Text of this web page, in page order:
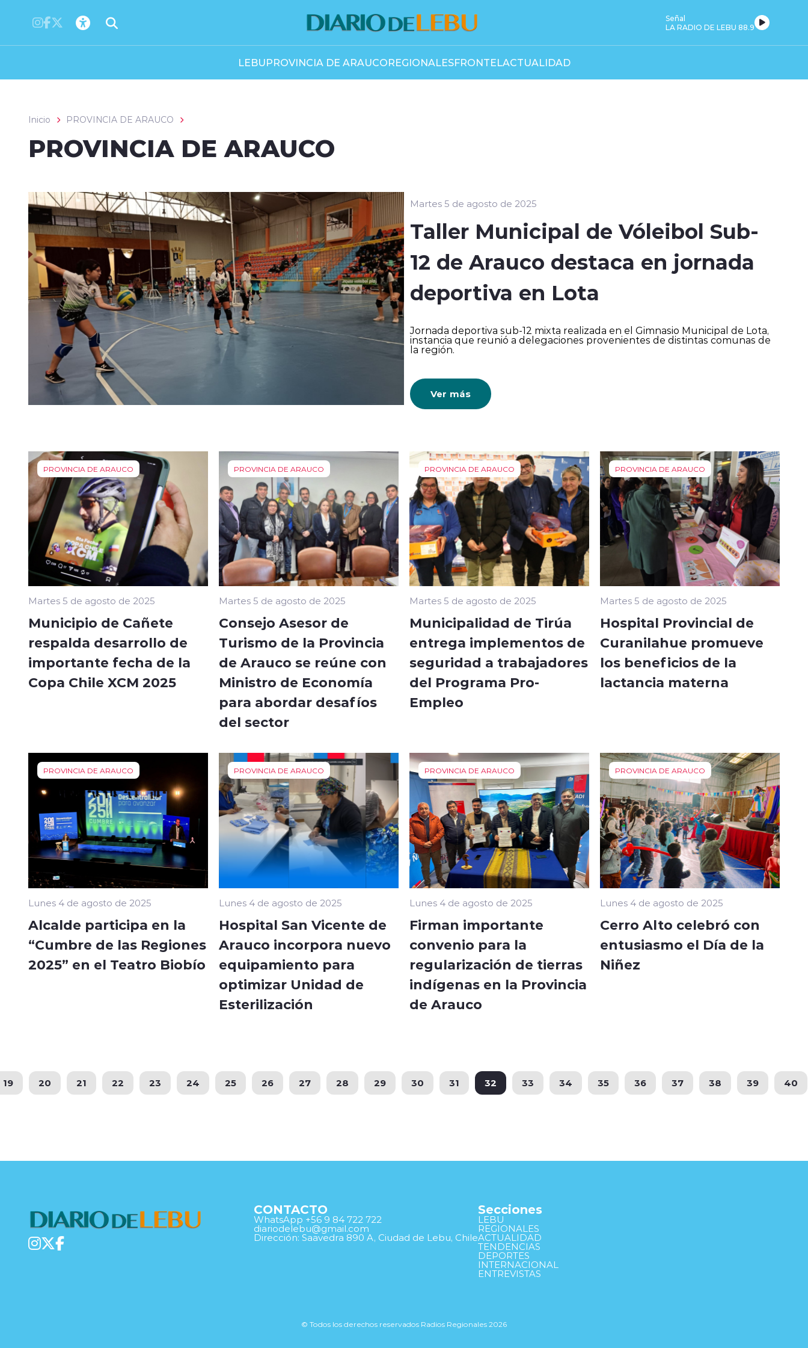
Señal
LA RADIO DE LEBU 88.9
LEBUPROVINCIA DE ARAUCOREGIONALESFRONTELACTUALIDAD
Inicio PROVINCIA DE ARAUCO
PROVINCIA DE ARAUCO
Martes 5 de agosto de 2025
Taller Municipal de Vóleibol Sub-
12 de Arauco destaca en jornada
deportiva en Lota
Jornada deportiva sub-12 mixta realizada en el Gimnasio Municipal de Lota,
instancia que reunió a delegaciones provenientes de distintas comunas de
la región.
Ver más
PROVINCIA DE ARAUCO
Martes 5 de agosto de 2025
Municipio de Cañete
respalda desarrollo de
importante fecha de la
Copa Chile XCM 2025
PROVINCIA DE ARAUCO
Martes 5 de agosto de 2025
Consejo Asesor de
Turismo de la Provincia
de Arauco se reúne con
Ministro de Economía
para abordar desafíos
del sector
PROVINCIA DE ARAUCO
Martes 5 de agosto de 2025
Municipalidad de Tirúa
entrega implementos de
seguridad a trabajadores
del Programa Pro-
Empleo
PROVINCIA DE ARAUCO
Martes 5 de agosto de 2025
Hospital Provincial de
Curanilahue promueve
los beneficios de la
lactancia materna
PROVINCIA DE ARAUCO
Lunes 4 de agosto de 2025
Alcalde participa en la
“Cumbre de las Regiones
2025” en el Teatro Biobío
PROVINCIA DE ARAUCO
Lunes 4 de agosto de 2025
Hospital San Vicente de
Arauco incorpora nuevo
equipamiento para
optimizar Unidad de
Esterilización
PROVINCIA DE ARAUCO
Lunes 4 de agosto de 2025
Firman importante
convenio para la
regularización de tierras
indígenas en la Provincia
de Arauco
PROVINCIA DE ARAUCO
Lunes 4 de agosto de 2025
Cerro Alto celebró con
entusiasmo el Día de la
Niñez
19 20 21 22 23 24 25 26 27 28 29 30 31 32 33 34 35 36 37 38 39 40
CONTACTO
WhatsApp +56 9 84 722 722
diariodelebu@gmail.com
Dirección: Saavedra 890 A, Ciudad de Lebu, Chile
Secciones
LEBU
REGIONALES
ACTUALIDAD
TENDENCIAS
DEPORTES
INTERNACIONAL
ENTREVISTAS
© Todos los derechos reservados Radios Regionales 2026